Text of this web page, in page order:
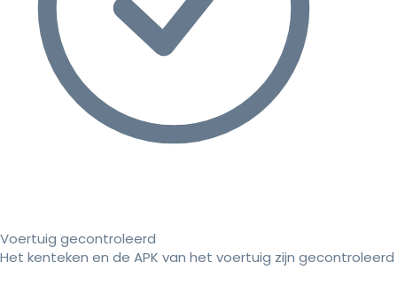
Voertuig gecontroleerd
Het kenteken en de APK van het voertuig zijn gecontroleerd